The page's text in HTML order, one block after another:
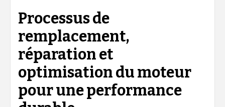
Processus de
remplacement,
réparation et
optimisation du moteur
pour une performance